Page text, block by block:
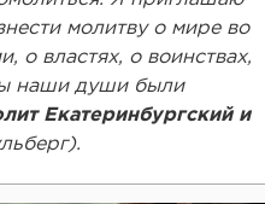
молитву о мире во
о властях, о воинствах,
наши души были
Екатеринбургский и